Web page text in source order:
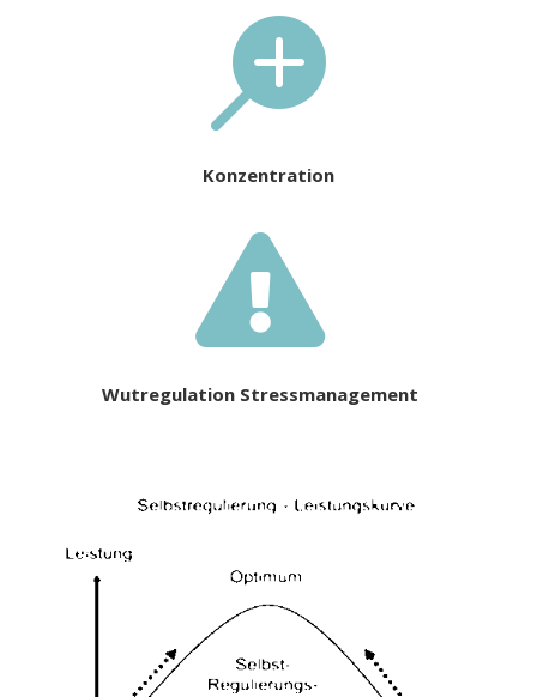

Konzentration

Wutregulation Stressmanagement